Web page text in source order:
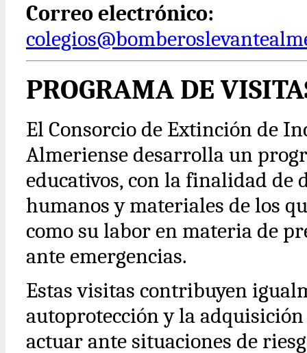
Correo electrónico:
PROGRAMA DE
El Consorcio de Extinción de
Almeriense desarrolla un
educativos, con la finalidad de
humanos y materiales de los
como su labor en materia de
ante emergencias.
Estas visitas contribuyen
autoprotección y la
actuar ante situaciones de